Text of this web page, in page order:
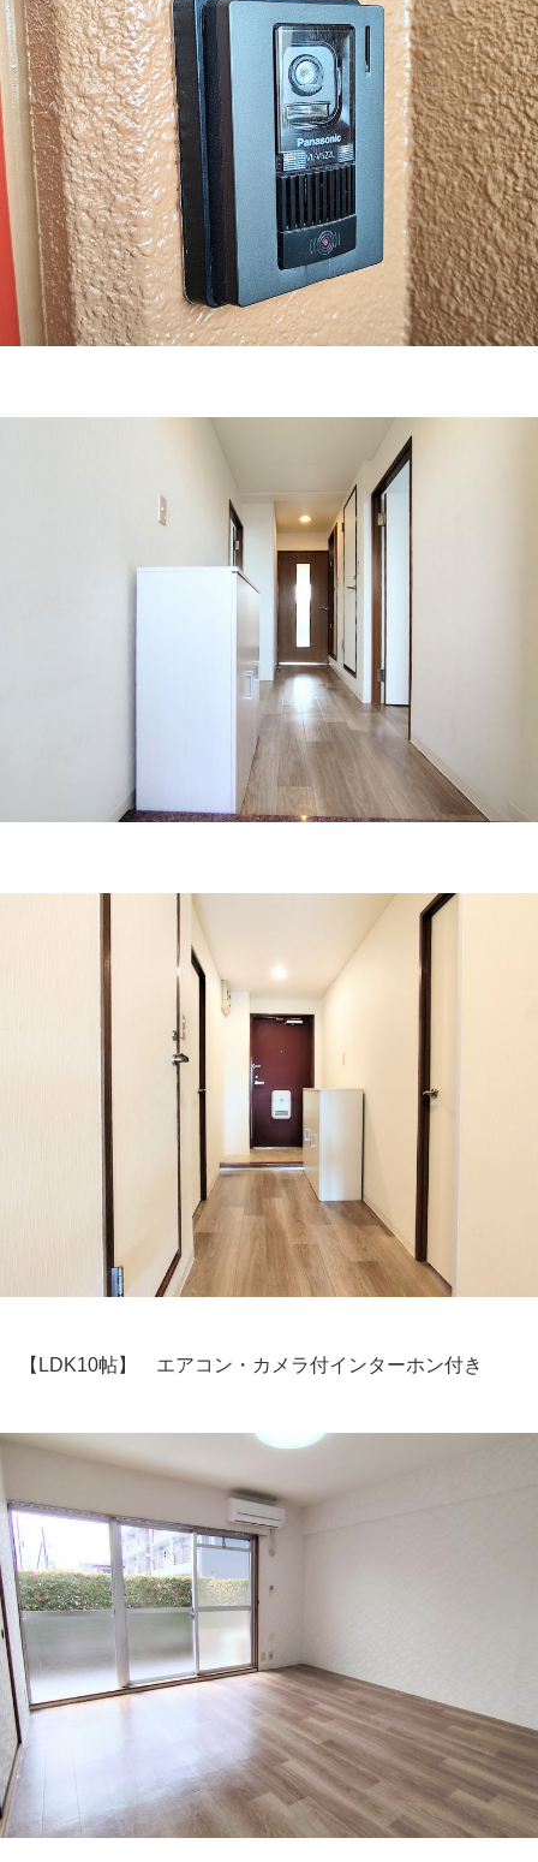
【LDK10帖】 エアコン・カメラ付インターホン付き